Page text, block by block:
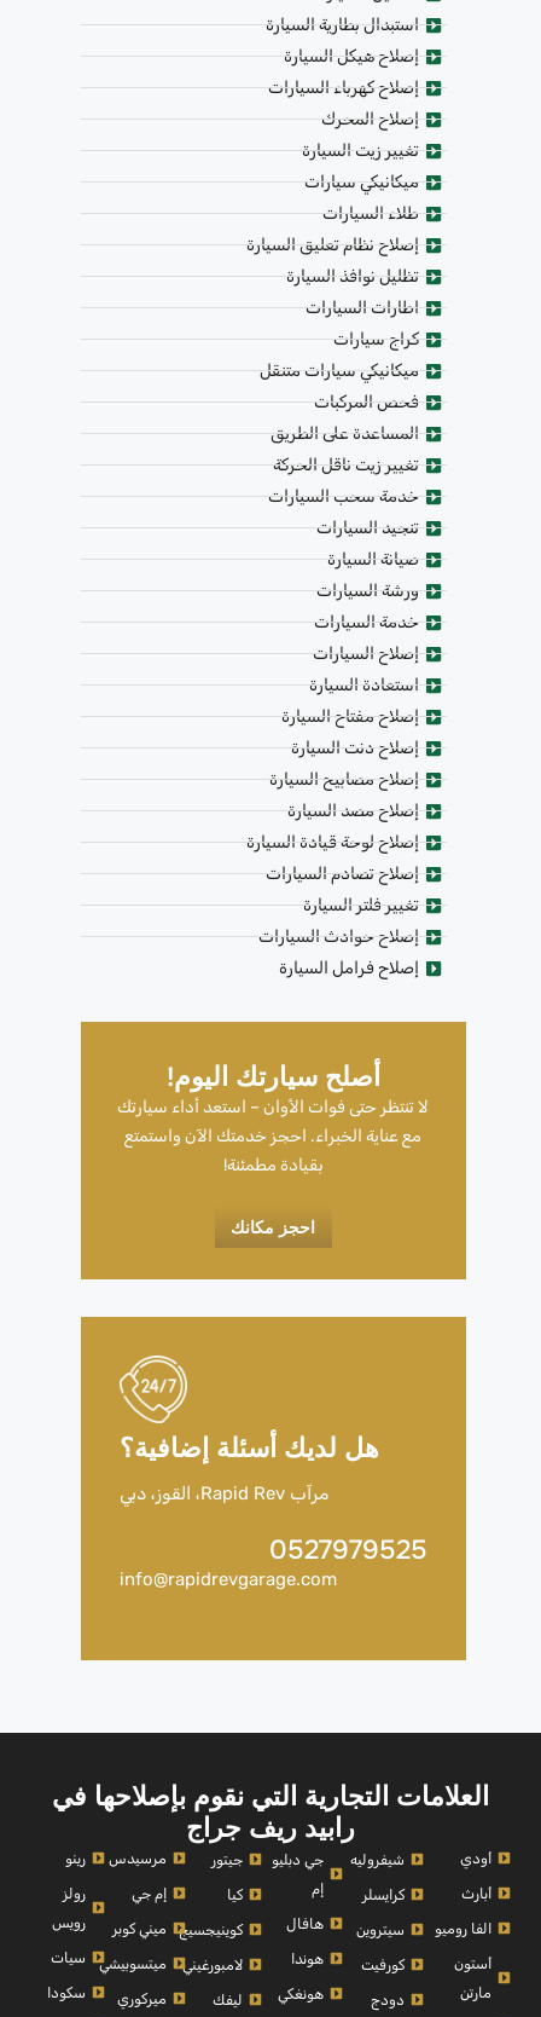
استبدال بطارية السيارة
إصلاح هيكل السيارة
إصلاح كهرباء السيارات
إصلاح المحرك
تغيير زيت السيارة
ميكانيكي سيارات
طلاء السيارات
إصلاح نظام تعليق السيارة
تظليل نوافذ السيارة
اطارات السيارات
كراج سيارات
ميكانيكي سيارات متنقل
فحص المركبات
المساعدة على الطريق
تغيير زيت ناقل الحركة
خدمة سحب السيارات
تنجيد السيارات
صيانة السيارة
ورشة السيارات
خدمة السيارات
إصلاح السيارات
استعادة السيارة
إصلاح مفتاح السيارة
إصلاح دنت السيارة
إصلاح مصابيح السيارة
إصلاح مصد السيارة
إصلاح لوحة قيادة السيارة
إصلاح تصادم السيارات
تغيير فلتر السيارة
إصلاح حوادث السيارات
إصلاح فرامل السيارة
أصلح سيارتك اليوم!
لا تنتظر حتى فوات الأوان – استعد أداء سيارتك
مع عناية الخبراء. احجز خدمتك الآن واستمتع
بقيادة مطمئنة!
احجز مكانك
هل لديك أسئلة إضافية؟
مرآب Rapid Rev، القوز، دبي
0527979525
info@rapidrevgarage.com
العلامات التجارية التي نقوم بإصلاحها في
رابيد ريف جراج
أودي
أبارث
الفا روميو
أستون
مارتن
شيفروليه
كرايسلر
سيتروين
كورفيت
دودج
جي دبليو
إم
هافال
هوندا
هونغكي
جيتور
كيا
كوينيجسيج
لامبورغيني
ليفك
مرسيدس
إم جي
ميني كوبر
ميتسوبيشي
ميركوري
رينو
رولز
رويس
سيات
سكودا